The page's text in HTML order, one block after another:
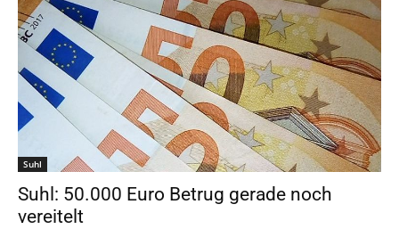
Suhl
Suhl: 50.000 Euro Betrug gerade noch
vereitelt